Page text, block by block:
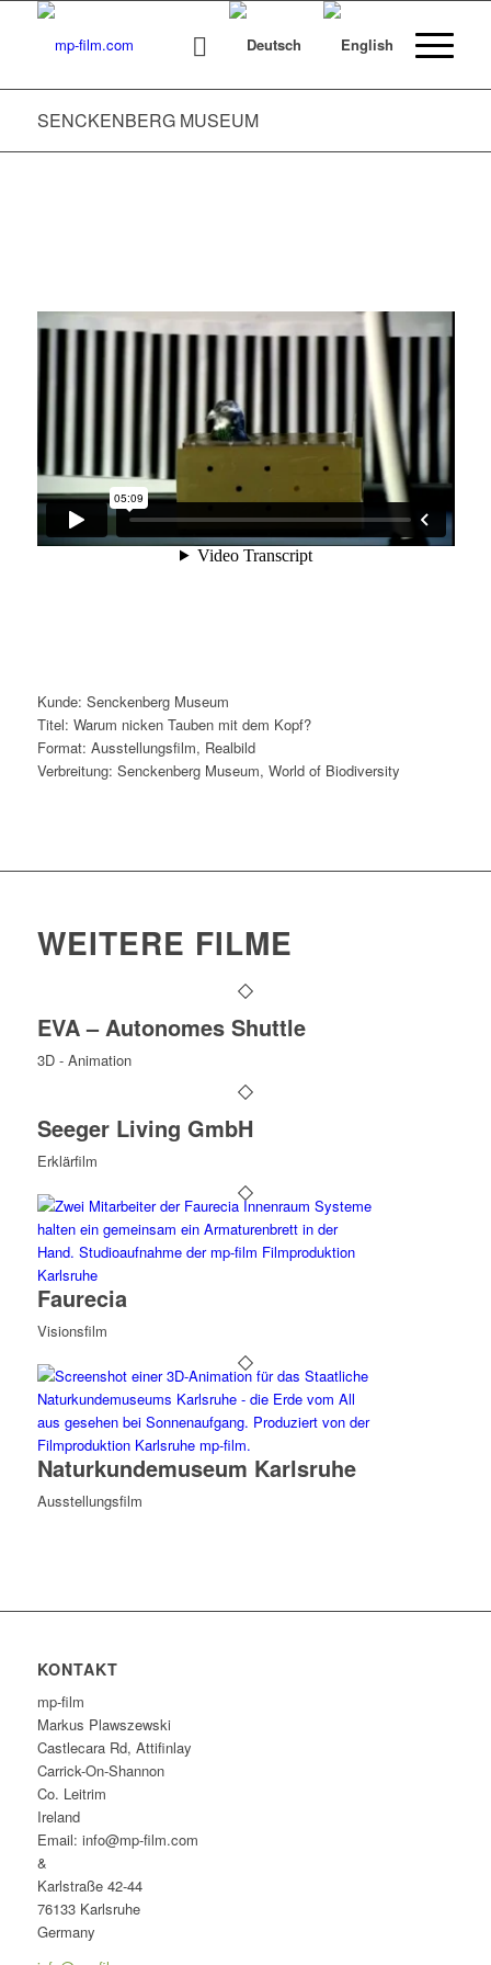
SENCKENBERG MUSEUM
Kunde: Senckenberg Museum
Titel: Warum nicken Tauben mit dem Kopf?
Format: Ausstellungsfilm, Realbild
Verbreitung: Senckenberg Museum, World of Biodiversity
WEITERE FILME
EVA – Autonomes Shuttle
3D - Animation
Seeger Living GmbH
Erklärfilm
Faurecia
Visionsfilm
Naturkundemuseum Karlsruhe
Ausstellungsfilm
KONTAKT
mp-film
Markus Plawszewski
Castlecara Rd, Attifinlay
Carrick-On-Shannon
Co. Leitrim
Ireland
Email: info@mp-film.com
&
Karlstraße 42-44
76133 Karlsruhe
Germany